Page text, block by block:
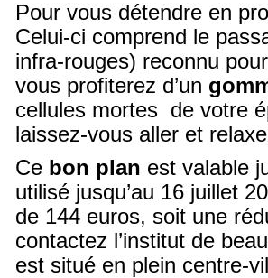
Pour vous détendre en
Celui-ci comprend le
infra-rouges) reconnu
vous profiterez d’un
cellules mortes de votre
laissez-vous aller et
Ce bon plan est valable
utilisé jusqu’au 16 juillet
de 144 euros, soit une
contactez l’institut de
est situé en plein centre-